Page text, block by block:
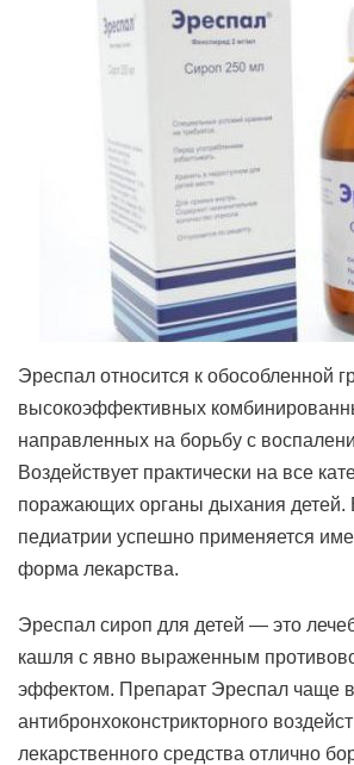
Эреспал относится к обособленной
высокоэффективных
направленных на борьбу с
Воздействует практически на все
поражающих органы дыхания детей.
педиатрии успешно применяется
форма лекарства.
Эреспал сироп для детей — это
кашля с явно выраженным
эффектом. Препарат Эреспал чаще
антибронхоконстрикторного
лекарственного средства отлично